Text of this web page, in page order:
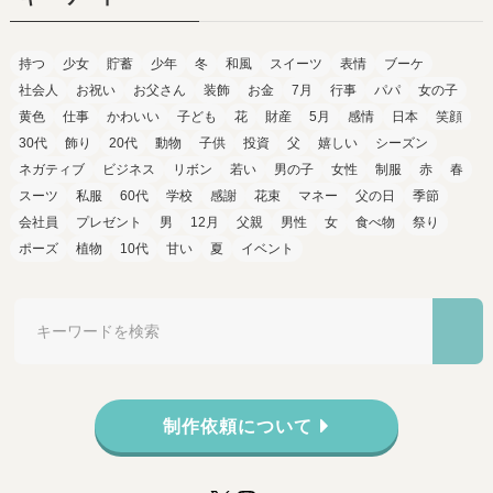
持つ 少女 貯蓄 少年 冬 和風 スイーツ 表情
ブーケ
社会人
お祝い お父さん 装飾 お金 7月 行事 パパ
女の子
黄色
仕事 かわいい 子ども 花 財産 5月 感情 日本
笑顔
30代
飾り 20代 動物 子供 投資 父 嬉しい
シーズン
ネガティブ
ビジネス リボン 若い 男の子 女性 制服 赤
春
スーツ
私服 60代 学校 感謝 花束 マネー 父の日
季節
会社員
プレゼント 男 12月 父親 男性 女 食べ物
祭り
ポーズ
植物 10代 甘い 夏 イベント
制作依頼について